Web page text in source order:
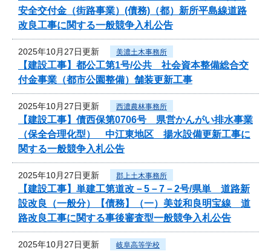
安全交付金（街路事業）(債務)（都）新所平島線道路
改良工事に関する一般競争入札公告
2025年10月27日更新 美濃土木事務所
【建設工事】都公工第1号/公共 社会資本整備総合交
付金事業（都市公園整備）舗装更新工事
2025年10月27日更新 西濃農林事務所
【建設工事】債西保第0706号 県営かんがい排水事業
（保全合理化型） 中江東地区 揚水設備更新工事に
関する一般競争入札公告
2025年10月27日更新 郡上土木事務所
【建設工事】単建工第道改－5－7－2号/県単 道路新
設改良（一般分）【債務】（一）美並和良明宝線 道
路改良工事に関する事後審査型一般競争入札公告
2025年10月27日更新 岐阜高等学校